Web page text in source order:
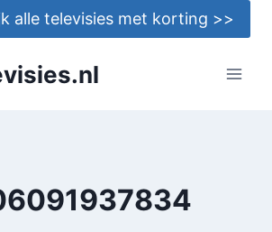
alle televisies met korting >>